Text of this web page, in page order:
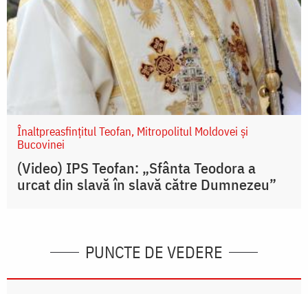
Înaltpreasfințitul Teofan, Mitropolitul Moldovei și
Bucovinei
(Video) IPS Teofan: „Sfânta Teodora a
urcat din slavă în slavă către Dumnezeu”
PUNCTE DE VEDERE